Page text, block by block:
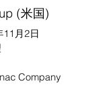
(米国)
11月2日
Company